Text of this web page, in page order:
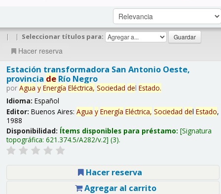
| | Seleccionar títulos para:
Hacer reserva
Estación transformadora San Antonio Oeste,
provincia deRío Negro
por Agua y Energía Eléctrica, Sociedad del Estado.
Idioma: Español
Editor: Buenos Aires: Agua y Energía Eléctrica, Sociedad del Estado,
1988
Disponibilidad: Ítems disponibles para préstamo: Signatura
topográfica: 621.374.5/A282/v.2 (3).
Hacer reserva
Agregar al carrito